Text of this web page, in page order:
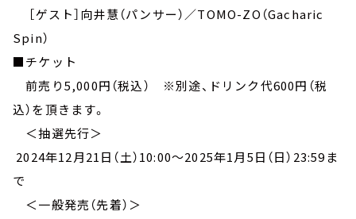
［ゲスト］向井慧（パンサー）／TOMO-ZO（Gacharic
Spin）
■チケット
前売り5,000円（税込） ※別途、ドリンク代600円（税
込）を頂きます。
＜抽選先行＞
2024年12月21日（土）10:00～2025年1月5日（日）23:59ま
で
＜一般発売（先着）＞